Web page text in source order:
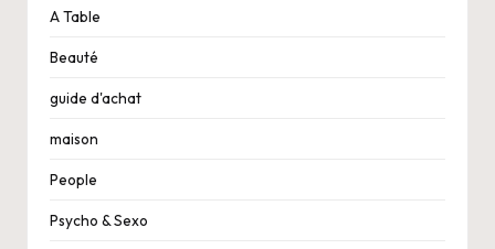
A Table
Beauté
guide d'achat
maison
People
Psycho & Sexo